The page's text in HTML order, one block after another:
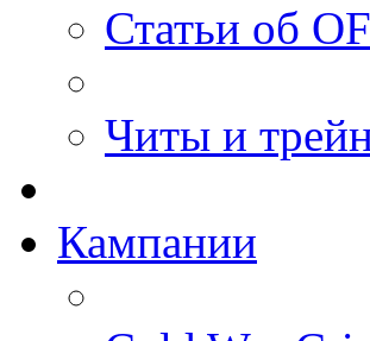
Статьи об
Читы и
Кампании